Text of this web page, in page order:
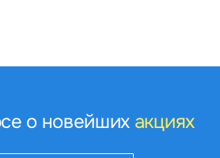
о новейших акциях